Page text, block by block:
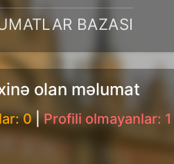
BAZASI
olan məlumat
0|Profili olmayanlar: 1